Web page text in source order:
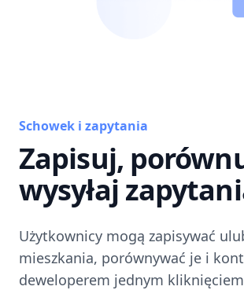
Schowek i zapytania
Zapisuj,
wysyłaj
Użytkownicy mogą zapisywać
mieszkania, porównywać je i
deweloperem jednym